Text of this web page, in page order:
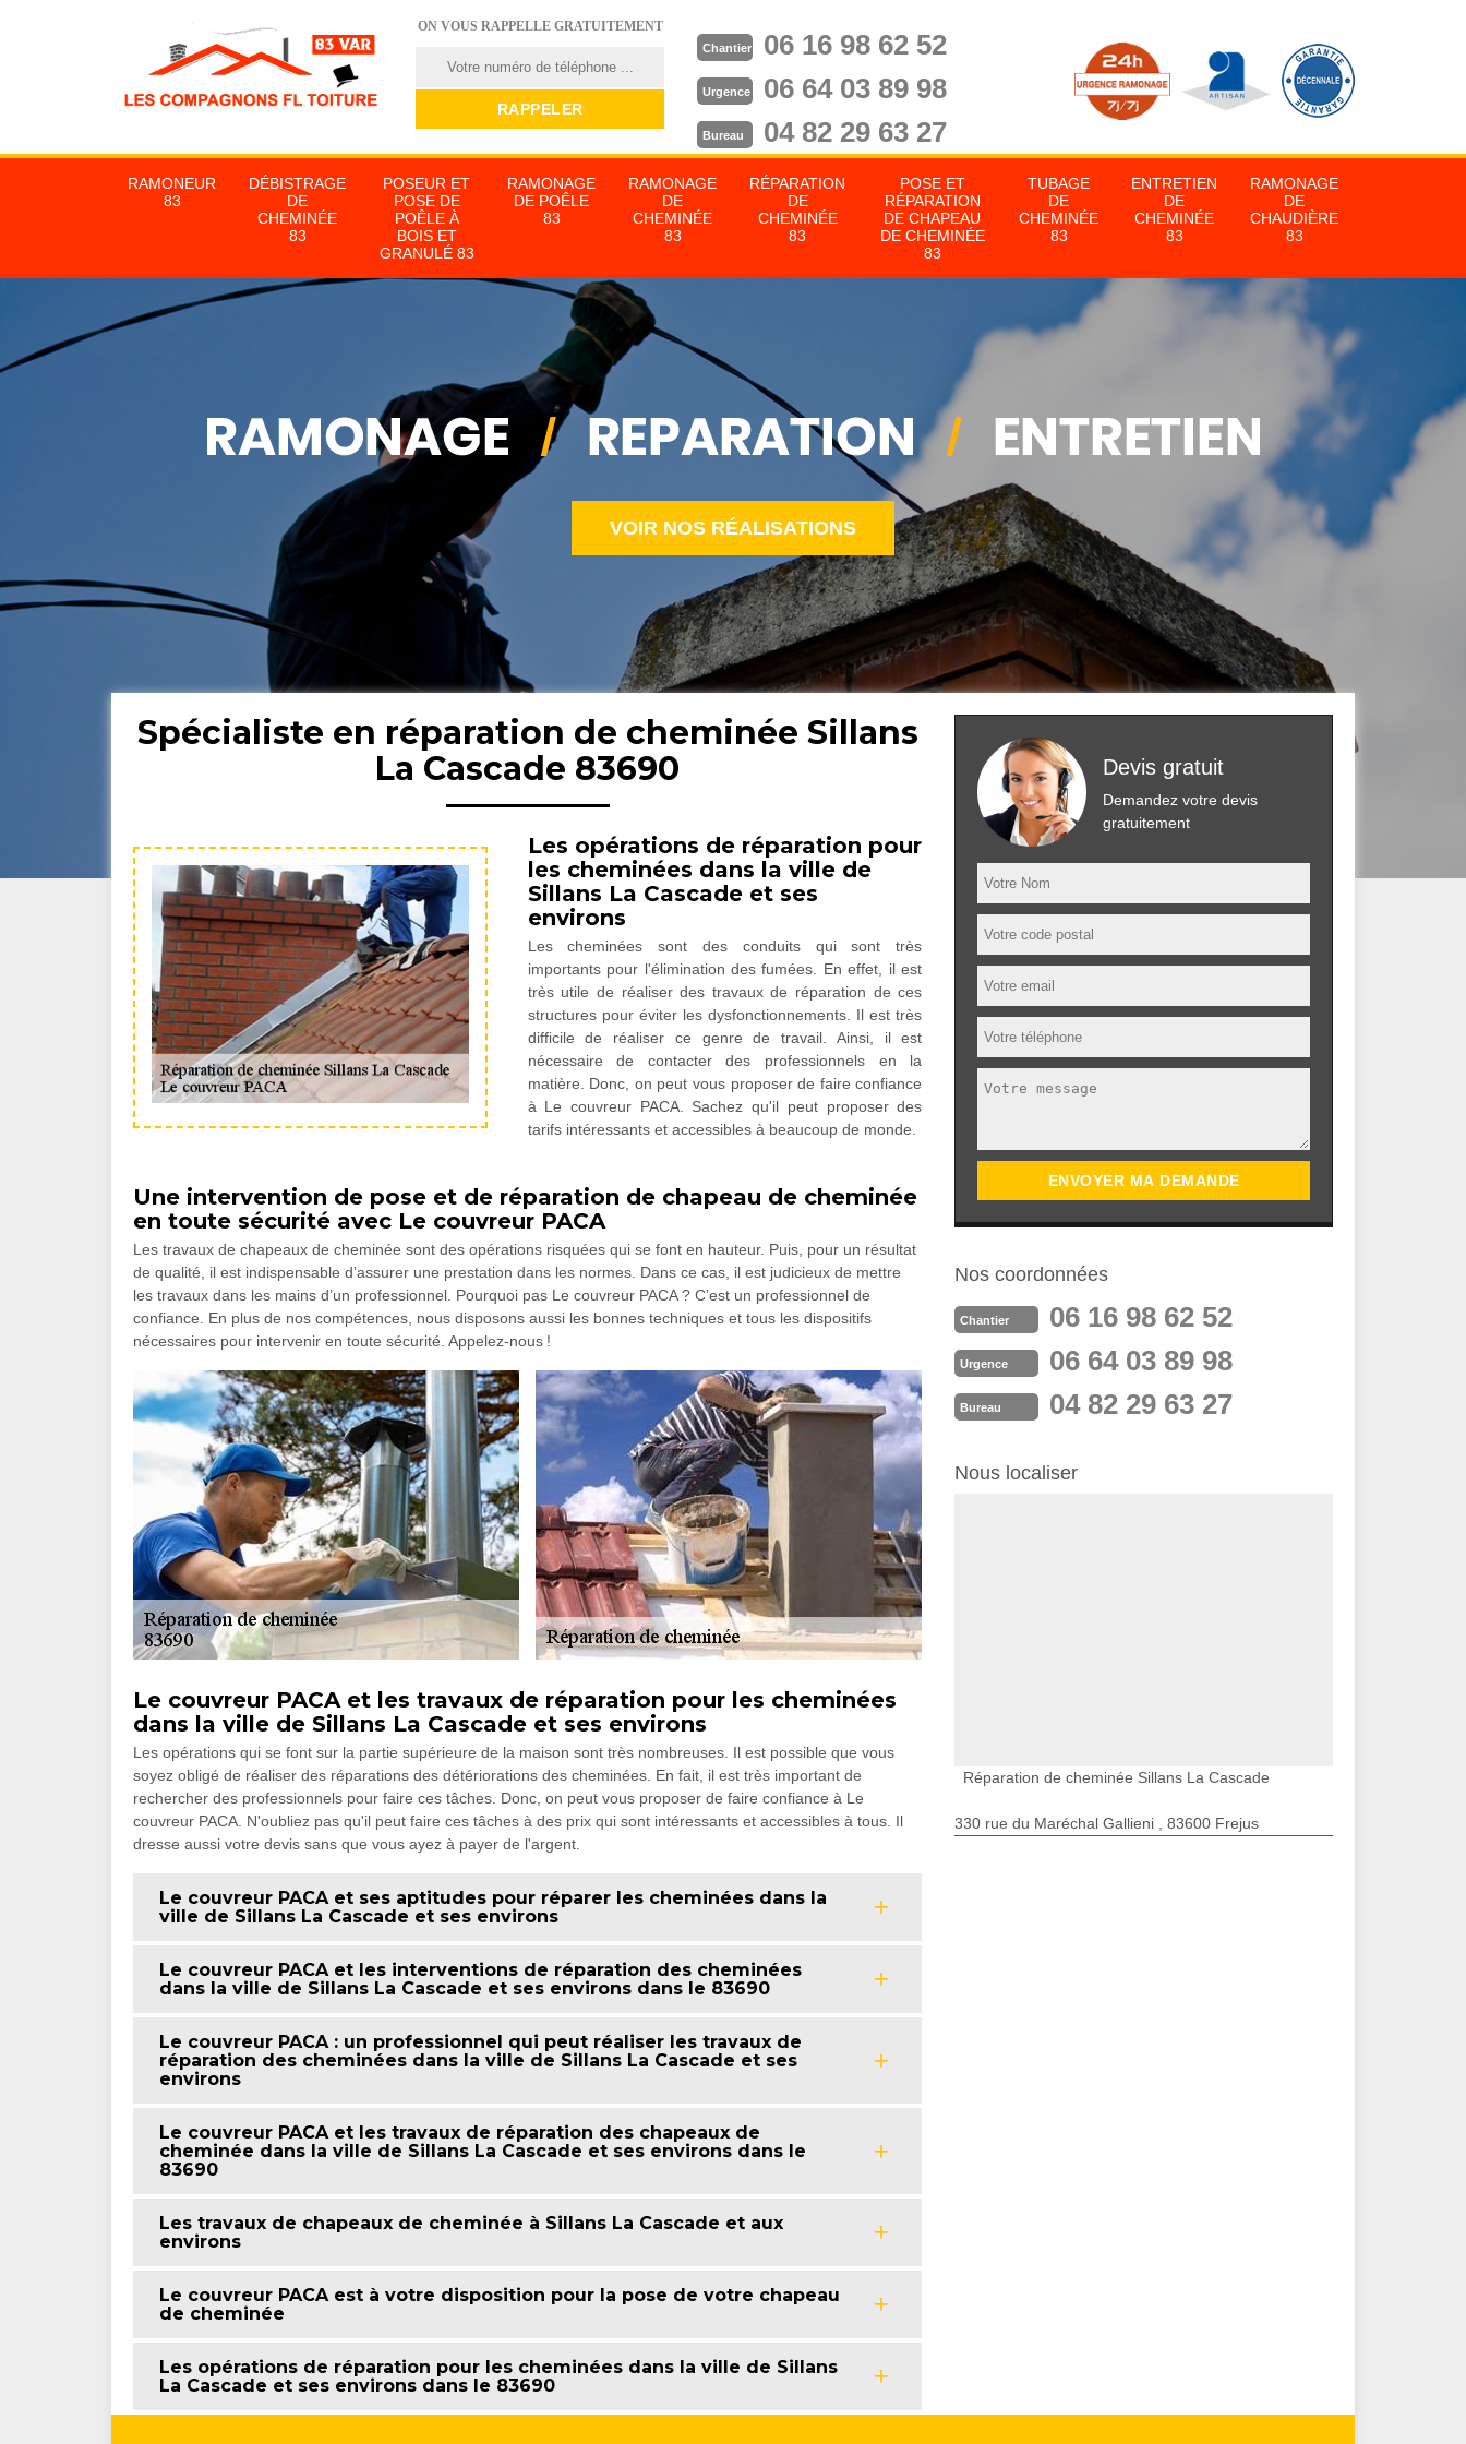
ON VOUS RAPPELLE GRATUITEMENT
Chantier 06 16 98 62 52
Urgence 06 64 03 89 98
Bureau 04 82 29 63 27
RAMONEUR
83
DÉBISTRAGE
DE
CHEMINÉE
83
POSEUR ET
POSE DE
POÊLE À
BOIS ET
GRANULÉ 83
RAMONAGE
DE POÊLE
83
RAMONAGE
DE
CHEMINÉE
83
RÉPARATION
DE
CHEMINÉE
83
POSE ET
RÉPARATION
DE CHAPEAU
DE CHEMINÉE
83
TUBAGE
DE
CHEMINÉE
83
ENTRETIEN
DE
CHEMINÉE
83
RAMONAGE
DE
CHAUDIÈRE
83
VOIR NOS RÉALISATIONS
Spécialiste en réparation de cheminée Sillans
La Cascade 83690
Les opérations de réparation pour
les cheminées dans la ville de
Sillans La Cascade et ses
environs
Les cheminées sont des conduits qui sont très
importants pour l'élimination des fumées. En effet, il est
très utile de réaliser des travaux de réparation de ces
structures pour éviter les dysfonctionnements. Il est très
difficile de réaliser ce genre de travail. Ainsi, il est
nécessaire de contacter des professionnels en la
matière. Donc, on peut vous proposer de faire confiance
à Le couvreur PACA. Sachez qu'il peut proposer des
tarifs intéressants et accessibles à beaucoup de monde.
Une intervention de pose et de réparation de chapeau de cheminée
en toute sécurité avec Le couvreur PACA
Les travaux de chapeaux de cheminée sont des opérations risquées qui se font en hauteur. Puis, pour un résultat
de qualité, il est indispensable d’assurer une prestation dans les normes. Dans ce cas, il est judicieux de mettre
les travaux dans les mains d’un professionnel. Pourquoi pas Le couvreur PACA ? C’est un professionnel de
confiance. En plus de nos compétences, nous disposons aussi les bonnes techniques et tous les dispositifs
nécessaires pour intervenir en toute sécurité. Appelez-nous !
Le couvreur PACA et les travaux de réparation pour les cheminées
dans la ville de Sillans La Cascade et ses environs
Les opérations qui se font sur la partie supérieure de la maison sont très nombreuses. Il est possible que vous
soyez obligé de réaliser des réparations des détériorations des cheminées. En fait, il est très important de
rechercher des professionnels pour faire ces tâches. Donc, on peut vous proposer de faire confiance à Le
couvreur PACA. N'oubliez pas qu'il peut faire ces tâches à des prix qui sont intéressants et accessibles à tous. Il
dresse aussi votre devis sans que vous ayez à payer de l'argent.
Le couvreur PACA et ses aptitudes pour réparer les cheminées dans la
ville de Sillans La Cascade et ses environs
Le couvreur PACA et les interventions de réparation des cheminées
dans la ville de Sillans La Cascade et ses environs dans le 83690
Le couvreur PACA : un professionnel qui peut réaliser les travaux de
réparation des cheminées dans la ville de Sillans La Cascade et ses
environs
Le couvreur PACA et les travaux de réparation des chapeaux de
cheminée dans la ville de Sillans La Cascade et ses environs dans le
83690
Les travaux de chapeaux de cheminée à Sillans La Cascade et aux
environs
Le couvreur PACA est à votre disposition pour la pose de votre chapeau
de cheminée
Les opérations de réparation pour les cheminées dans la ville de Sillans
La Cascade et ses environs dans le 83690
Devis gratuit
Demandez votre devis
gratuitement
Nos coordonnées
Chantier 06 16 98 62 52
Urgence 06 64 03 89 98
Bureau 04 82 29 63 27
Nous localiser
Réparation de cheminée Sillans La Cascade
330 rue du Maréchal Gallieni , 83600 Frejus